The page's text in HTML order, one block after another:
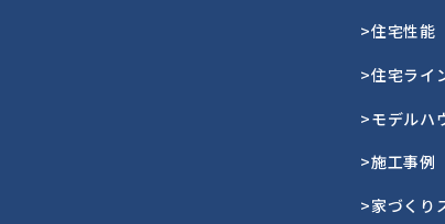
>住宅性能
>住宅ライ
>モデルハ
>施工事例
>家づくり